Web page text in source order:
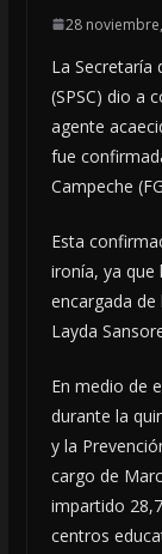
28
La Secretaría
(SPSC) dio a
agente
fue
Campeche
Esta
ironía, ya que
encargada
Layda
En medio de
durante la
y la
cargo de
impartido
centros